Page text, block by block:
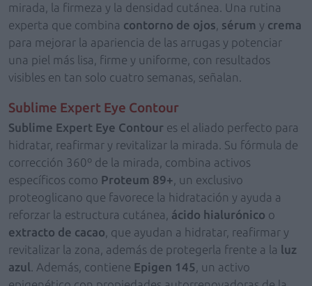
mirada, la firmeza y la densidad cutánea. Una rutina
experta que combina contorno de ojos sérum y crema
para mejorar la apariencia de las arrugas y potenciar
una piel más lisa, firme y uniforme, con resultados
visibles en tan solo cuatro semanas, señalan.
Sublime Expert Eye Contour
Sublime Expert Eye Contour es el aliado perfecto para
hidratar, reafirmar y revitalizar la mirada. Su fórmula de
corrección 360º de la mirada, combina activos
específicos como Proteum 89+ , un exclusivo
proteoglicano que favorece la hidratación y ayuda a
reforzar la estructura cutánea, ácido hialurónico o
extracto de cacao , que ayudan a hidratar, reafirmar y
revitalizar la zona, además de protegerla frente a la luz
azul . Además, contiene Epigen 145 , un activo